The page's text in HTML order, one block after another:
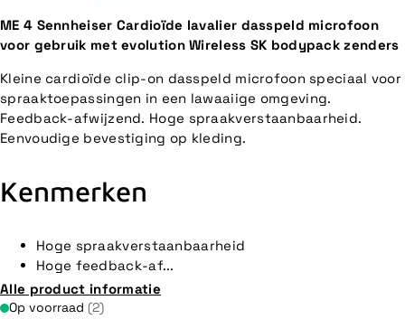
ME 4 Sennheiser Cardioïde lavalier dasspeld microfoon
voor gebruik met evolution Wireless SK bodypack zenders
Kleine cardioïde clip-on dasspeld microfoon speciaal voor
spraaktoepassingen in een lawaaiige omgeving.
Feedback-afwijzend. Hoge spraakverstaanbaarheid.
Eenvoudige bevestiging op kleding.
Kenmerken
Hoge spraakverstaanbaarheid
Hoge feedback-af...
Alle product informatie
Op voorraad (2)